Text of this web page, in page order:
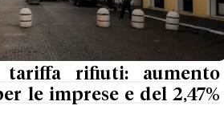
tariffa rifiuti: aumento
le imprese e del 2,47%